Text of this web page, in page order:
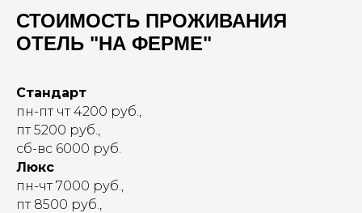
СТОИМОСТЬ ПРОЖИВАНИЯ
ОТЕЛЬ "НА ФЕРМЕ"
Стандарт
пн-пт чт 4200 руб.,
пт 5200 руб.,
сб-вс 6000 руб.
Люкс
пн-чт 7000 руб.,
пт 8500 руб.,